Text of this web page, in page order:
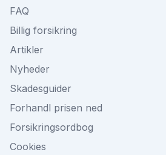
FAQ
Billig forsikring
Artikler
Nyheder
Skadesguider
Forhandl prisen ned
Forsikringsordbog
Cookies